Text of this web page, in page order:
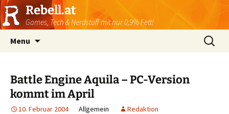
Rebell.at
Games, Tech & Nerdstuff mit nur 0,9% Fett!
Menu
Suchen
nach:
Battle Engine Aquila – PC-Version
kommt im April
10. Februar 2004 Allgemein Redaktion